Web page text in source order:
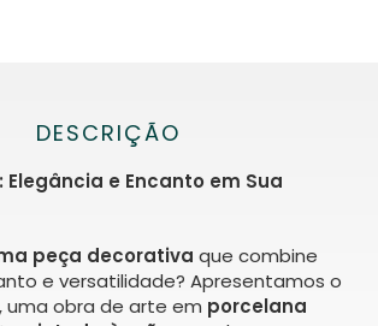
DESCRIÇÃO
Elegância e Encanto em Sua
peça decorativa que combine
e versatilidade? Apresentamos o
, uma obra de arte em porcelana